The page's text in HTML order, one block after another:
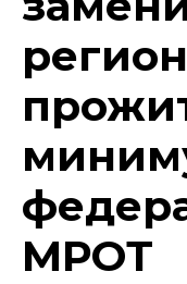
МРОТ